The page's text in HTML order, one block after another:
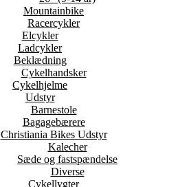
Mountainbike
Racercykler
Elcykler
Ladcykler
Beklædning
Cykelhandsker
Cykelhjelme
Udstyr
Barnestole
Bagagebærere
Christiania Bikes Udstyr
Kalecher
Sæde og fastspændelse
Diverse
Cykellygter